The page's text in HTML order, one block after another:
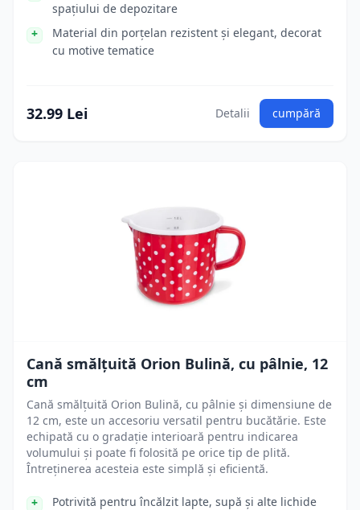
spațiului de depozitare
Material din porțelan rezistent și elegant, decorat
cu motive tematice
32.99 Lei Detalii cumpără
Cană smălțuită Orion Bulină, cu pâlnie, 12
cm
Cană smălțuită Orion Bulină, cu pâlnie și dimensiune de
12 cm, este un accesoriu versatil pentru bucătărie. Este
echipată cu o gradație interioară pentru indicarea
volumului și poate fi folosită pe orice tip de plită.
Întreținerea acesteia este simplă și eficientă.
Potrivită pentru încălzit lapte, supă și alte lichide